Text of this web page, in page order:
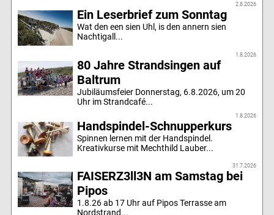
2.8.2026
Ein Leserbrief zum Sonntag
Wat den een sien Uhl, is den annern sien
Nachtigall...
1.8.2026
80 Jahre Strandsingen auf
Baltrum
Jubiläumsfeier Donnerstag, 6.8.2026, um 20
Uhr im Strandcafé...
1.8.2026
Handspindel-Schnupperkurs
Spinnen lernen mit der Handspindel.
Kreativkurse mit Mechthild Lauber...
31.7.2026
FAISERZ3ll3N am Samstag bei
Pipos
1.8.26 ab 17 Uhr auf Pipos Terrasse am
Nordstrand...